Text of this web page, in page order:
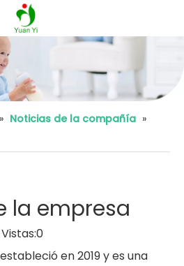
» Noticias de la compañía »
la empresa
Vistas:0
en 2019 y es una